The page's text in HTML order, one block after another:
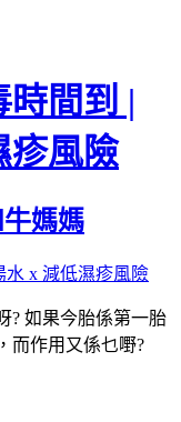
時間到 |
疹風險
媽媽
? 如果今胎係第一胎
而作用又係乜嘢?